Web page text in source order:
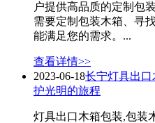
户提供高品质的定制包
需要定制包装木箱、寻
能满足您的需求。...
查看详情>>
2023-06-18长宁灯具出
护光明的旅程
灯具出口木箱包装,包装